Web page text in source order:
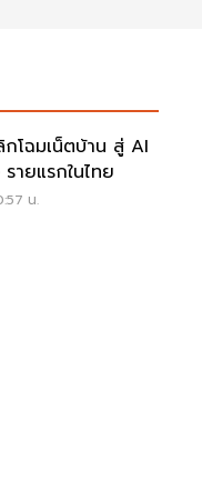
โฉมเน็ตบ้าน สู่ AI
ายแรกในไทย
น.